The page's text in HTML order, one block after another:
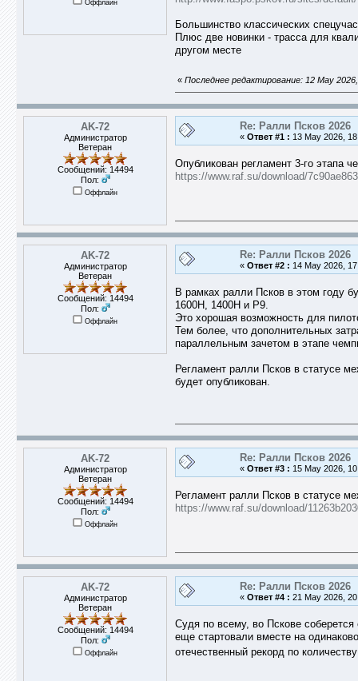
Оффлайн
Большинство классических
Плюс две новинки - трасса для
другом месте
« Последнее редактирование: 12 May
AK-72
Администратор
Ветеран
Сообщений: 14494
Пол:
Оффлайн
Re: Ралли Псков 2026
« Ответ #1 : 13 May 2026,
Опубликован регламент 3-го этапа
https://www.raf.su/download/
AK-72
Администратор
Ветеран
Сообщений: 14494
Пол:
Оффлайн
Re: Ралли Псков 2026
« Ответ #2 : 14 May 2026,
В рамках ралли Псков в этом году
1600Н, 1400Н и Р9.
Это хорошая возможность для
Тем более, что дополнительных
параллельным зачетом в этапе
Регламент ралли Псков в статусе
будет опубликован.
AK-72
Администратор
Ветеран
Сообщений: 14494
Пол:
Оффлайн
Re: Ралли Псков 2026
« Ответ #3 : 15 May 2026,
Регламент ралли Псков в статусе
https://www.raf.su/download/
AK-72
Администратор
Ветеран
Сообщений: 14494
Пол:
Оффлайн
Re: Ралли Псков 2026
« Ответ #4 : 21 May 2026,
Судя по всему, во Пскове
еще стартовали вместе на
отечественный рекорд по